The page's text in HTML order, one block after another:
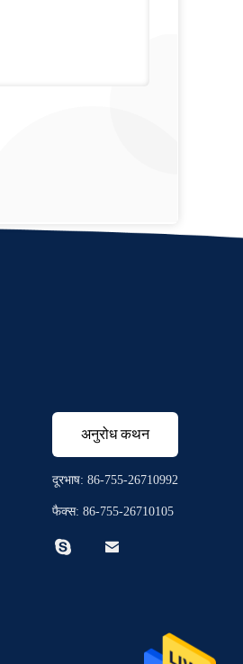
अनुरोध कथन
दूरभाष: 86-755-26710992
फैक्स: 86-755-26710105
 